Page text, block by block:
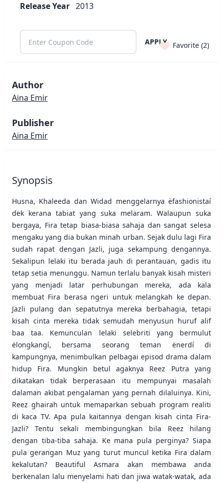
Release Year 2013
APPLY Favorite (2)
Author
Aina Emir
Publisher
Aina Emir
Synopsis
Husna, Khaleeda dan Widad menggelarnya ëfashionistaí
dek kerana tabiat yang suka melaram. Walaupun suka
bergaya, Fira tetap biasa-biasa sahaja dan sangat selesa
mengaku yang dia bukan minah urban. Sejak dulu lagi Fira
sudah rapat dengan Jazli, juga sekampung dengannya.
Sekalipun lelaki itu berada jauh di perantauan, gadis itu
tetap setia menunggu. Namun terlalu banyak kisah misteri
yang menjadi latar perhubungan mereka, ada kala
membuat Fira berasa ngeri untuk melangkah ke depan.
Jazli pulang dan sepatutnya mereka berbahagia, tetapi
kisah cinta mereka tidak semudah menyusun huruf alif
baa taa. Kemunculan lelaki selebriti yang bermulut
ëlongkangí, bersama seorang teman ënerdí di
kampungnya, menimbulkan pelbagai episod drama dalam
hidup Fira. Mungkin betul agaknya Reez Putra yang
dikatakan tidak berperasaan itu mempunyai masalah
dalaman akibat pengalaman yang pernah dilaluinya. Kini,
Reez ghairah untuk memaparkan sebuah program realiti
di kaca TV. Apa pula kaitannya dengan kisah cinta Fira-
Jazli? Tentu sekali membingungkan bila Reez hilang
dengan tiba-tiba sahaja. Ke mana pula perginya? Siapa
pula gerangan Muz yang turut muncul ketika Fira dalam
kekalutan? Beautiful Asmara akan membawa anda
berkenalan lalu menyelami hati dan jiwa watak-watak, ada